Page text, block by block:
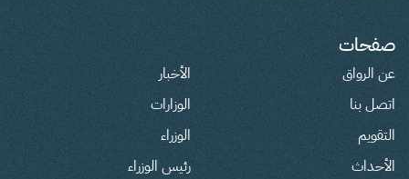
صفحات
عن الرواق
اتصل بنا
التقويم
الأحداث
الأخبار
الوزارات
الوزراء
رئيس الوزراء